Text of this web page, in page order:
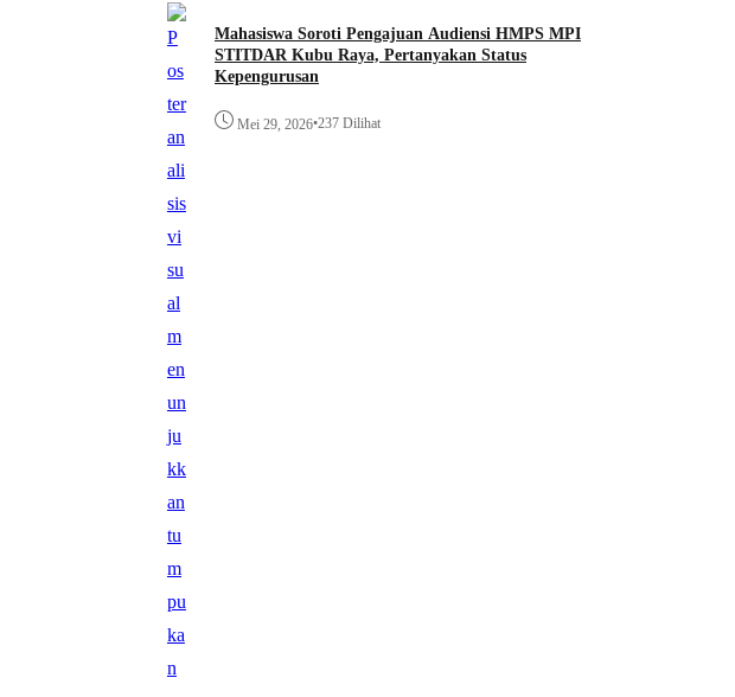
Mahasiswa Soroti Pengajuan Audiensi HMPS MPI
STITDAR Kubu Raya, Pertanyakan Status
Kepengurusan
Mei 29, 2026•237 Dilihat